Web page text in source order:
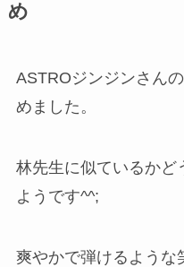
め
ASTROジンジンさん
めました。
林先生に似ているかど
ようです^^;
爽やかで弾けるような